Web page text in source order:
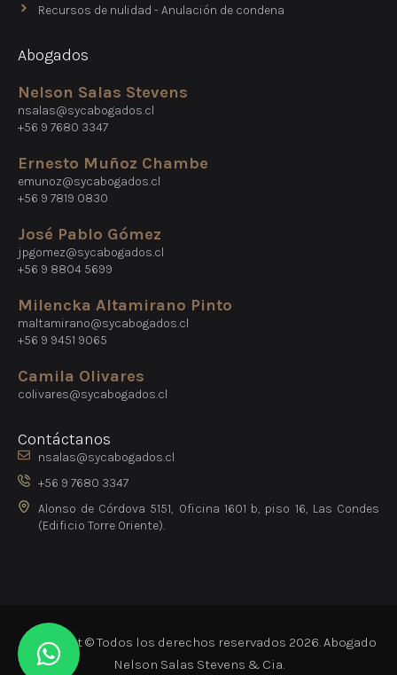
Recursos de nulidad - Anulación de condena
Abogados
Nelson Salas Stevens
nsalas@sycabogados.cl
+56 9 7680 3347
Ernesto Muñoz Chambe
emunoz@sycabogados.cl
+56 9 7819 0830
José Pablo Gómez
jpgomez@sycabogados.cl
+56 9 8804 5699
Milencka Altamirano Pinto
maltamirano@sycabogados.cl
+56 9 9451 9065
Camila Olivares
colivares@sycabogados.cl
Contáctanos
nsalas@sycabogados.cl
+56 9 7680 3347
Alonso de Córdova 5151, Oficina 1601 b, piso 16, Las Condes
(Edificio Torre Oriente).
Copyright © Todos los derechos reservados 2026. Abogado
Nelson Salas Stevens & Cia.